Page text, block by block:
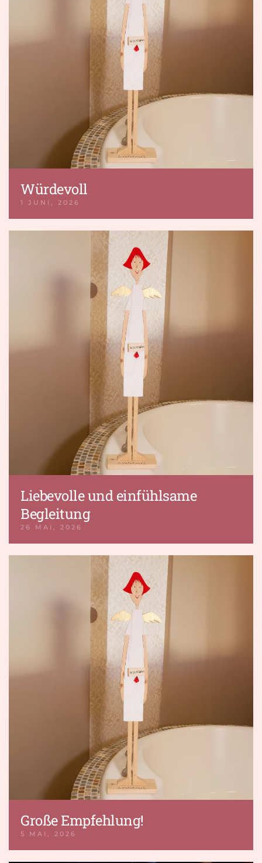
Würdevoll
1 JUNI, 2026
Liebevolle und einfühlsame
Begleitung
26 MAI, 2026
Große Empfehlung!
5 MAI, 2026